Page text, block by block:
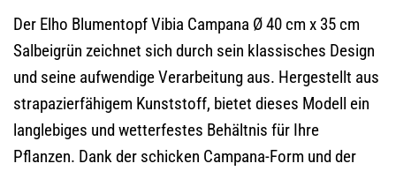
Der Elho Blumentopf Vibia Campana Ø 40 cm x 35 cm
Salbeigrün zeichnet sich durch sein klassisches Design
und seine aufwendige Verarbeitung aus. Hergestellt aus
strapazierfähigem Kunststoff, bietet dieses Modell ein
langlebiges und wetterfestes Behältnis für Ihre
Pflanzen. Dank der schicken Campana-Form und der